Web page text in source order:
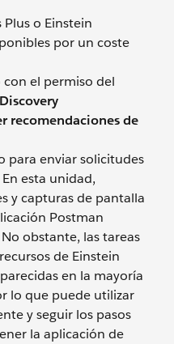
Plus o Einstein
por un coste
el permiso del
recomendaciones de
para enviar solicitudes
esta unidad,
y capturas de pantalla
Postman
obstante, las tareas
de Einstein
en la mayoría
lo que puede utilizar
y seguir los pasos
la aplicación de